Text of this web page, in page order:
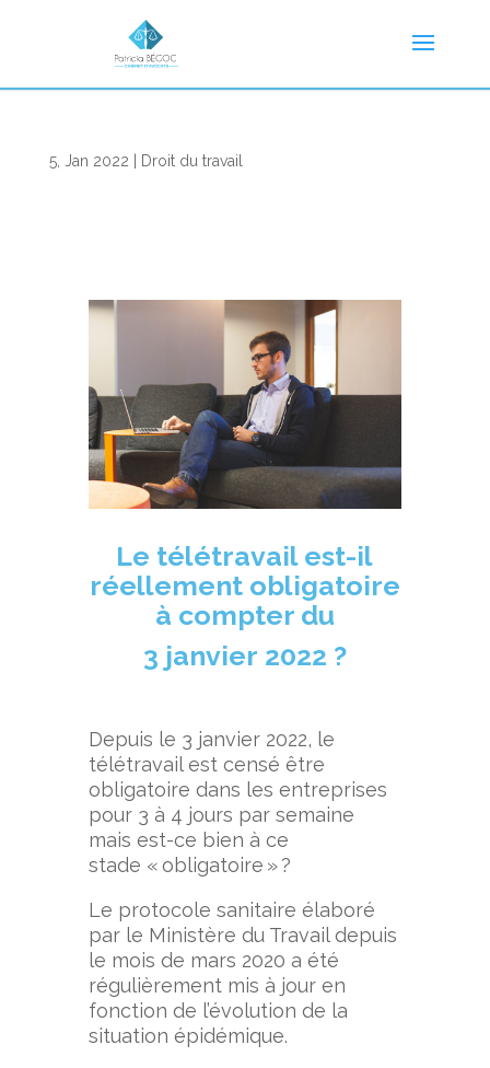
5, Jan 2022 Droit du travail
Le télétravail est-il
réellement obligatoire
à compter du
3 janvier 2022 ?
Depuis le 3 janvier 2022, le
télétravail est censé être
obligatoire dans les entreprises
pour 3 à 4 jours par semaine
mais est-ce bien à ce
stade « obligatoire » ?
Le protocole sanitaire élaboré
par le Ministère du Travail depuis
le mois de mars 2020 a été
régulièrement mis à jour en
fonction de l’évolution de la
situation épidémique.